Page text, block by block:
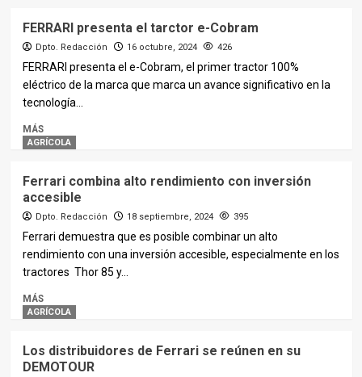
FERRARI presenta el tarctor e-Cobram
Dpto. Redacción 16 octubre, 2024 426
FERRARI presenta el e-Cobram, el primer tractor 100%
eléctrico de la marca que marca un avance significativo en la
tecnología...
MÁS
AGRÍCOLA
Ferrari combina alto rendimiento con inversión
accesible
Dpto. Redacción 18 septiembre, 2024 395
Ferrari demuestra que es posible combinar un alto
rendimiento con una inversión accesible, especialmente en los
tractores Thor 85 y...
MÁS
AGRÍCOLA
Los distribuidores de Ferrari se reúnen en su
DEMOTOUR